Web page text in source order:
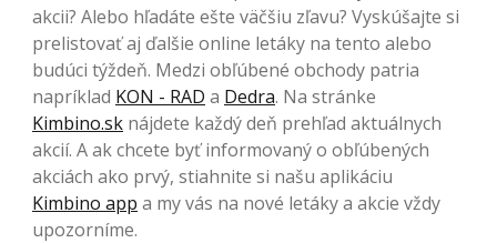
akcii? Alebo hľadáte ešte väčšiu zľavu? Vyskúšajte si
prelistovať aj ďalšie online letáky na tento alebo
budúci týždeň. Medzi obľúbené obchody patria
napríklad KON - RAD a Dedra. Na stránke
Kimbino.sk nájdete každý deň prehľad aktuálnych
akcií. A ak chcete byť informovaný o obľúbených
akciách ako prvý, stiahnite si našu aplikáciu
Kimbino app a my vás na nové letáky a akcie vždy
upozorníme.